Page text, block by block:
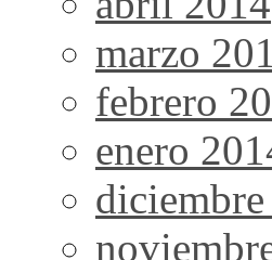
marzo
febrero
enero